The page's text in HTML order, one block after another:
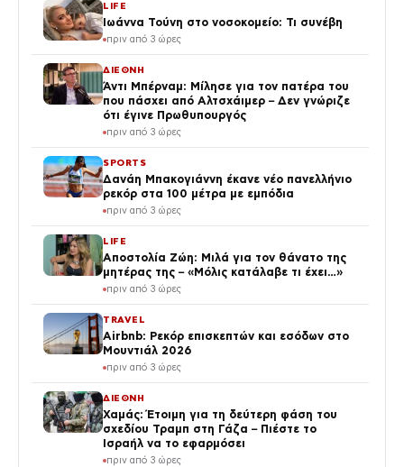
LIFE
Ιωάννα Τούνη στο νοσοκομείο: Τι συνέβη
πριν από 3 ώρες
ΔΙΕΘΝΗ
Άντι Μπέρναμ: Μίλησε για τον πατέρα του
που πάσχει από Αλτσχάιμερ – Δεν γνώριζε
ότι έγινε Πρωθυπουργός
πριν από 3 ώρες
SPORTS
Δανάη Μπακογιάννη έκανε νέο πανελλήνιο
ρεκόρ στα 100 μέτρα με εμπόδια
πριν από 3 ώρες
LIFE
Αποστολία Ζώη: Μιλά για τον θάνατο της
μητέρας της – «Μόλις κατάλαβε τι έχει…»
πριν από 3 ώρες
TRAVEL
Airbnb: Ρεκόρ επισκεπτών και εσόδων στο
Μουντιάλ 2026
πριν από 3 ώρες
ΔΙΕΘΝΗ
Χαμάς: Έτοιμη για τη δεύτερη φάση του
σχεδίου Τραμπ στη Γάζα – Πιέστε το
Ισραήλ να το εφαρμόσει
πριν από 3 ώρες